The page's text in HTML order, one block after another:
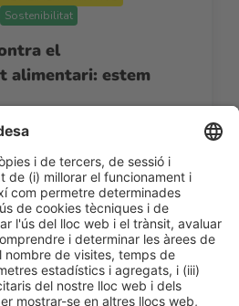
Sostenibilitat
el
alimentari: estem
- The Alimentaria Hub